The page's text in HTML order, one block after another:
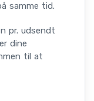
samme tid.
pr. udsendt
dine
til at